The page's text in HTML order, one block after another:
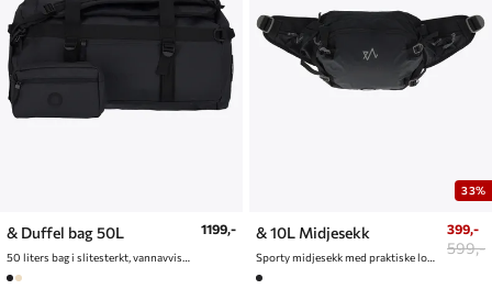
& Duffel bag 50L
50 liters bag i slitesterkt, vannavvisende materiale
1199,-
33%
& 10L Midjesekk
Sporty midjesekk med praktiske lommer
399,-
599,-